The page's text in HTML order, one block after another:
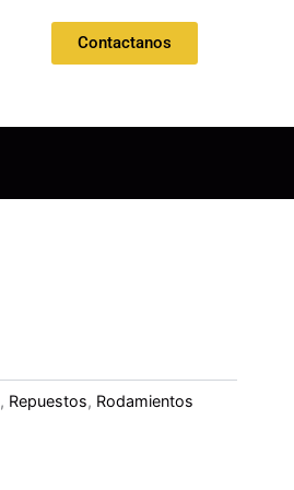
Contactanos
, Repuestos, Rodamientos